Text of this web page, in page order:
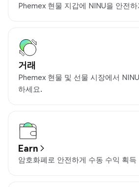
Phemex 현물 지갑에 NINU을 안전
거래
Phemex 현물 및 선물 시장에서
하세요.
Earn
암호화폐로 안전하게 수동 수익 획득